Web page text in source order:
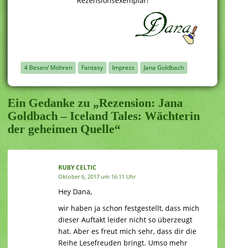
4 Besen/ Möhren Fantasy Impress Jana Goldbach
Ein Gedanke zu „Rezension: Jana
Goldbach – Iceland Tales: Wächterin
der geheimen Quelle“
RUBY CELTIC
Oktober 6, 2017 um 16:11 Uhr
Hey Dana,
wir haben ja schon festgestellt, dass mich
dieser Auftakt leider nicht so überzeugt
hat. Aber es freut mich sehr, dass dir die
Reihe Lesefreuden bringt. Umso mehr